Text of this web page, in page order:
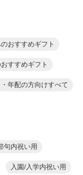
おすすめギフト
すすめギフト
・年配の方向けすべて
句内祝い用
入園/入学内祝い用